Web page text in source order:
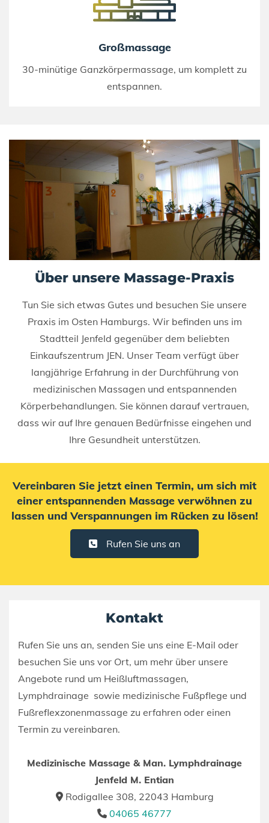
Großmassage
30-minütige Ganzkörpermassage, um komplett zu
entspannen.
Über unsere Massage-Praxis
Tun Sie sich etwas Gutes und besuchen Sie unsere
Praxis im Osten Hamburgs. Wir befinden uns im
Stadtteil Jenfeld gegenüber dem beliebten
Einkaufszentrum JEN. Unser Team verfügt über
langjährige Erfahrung in der Durchführung von
medizinischen Massagen und entspannenden
Körperbehandlungen. Sie können darauf vertrauen,
dass wir auf Ihre genauen Bedürfnisse eingehen und
Ihre Gesundheit unterstützen.
Vereinbaren Sie jetzt einen Termin, um sich mit
einer entspannenden Massage verwöhnen zu
lassen und Verspannungen im Rücken zu lösen!
Rufen Sie uns an
Kontakt
Rufen Sie uns an, senden Sie uns eine E-Mail oder
besuchen Sie uns vor Ort, um mehr über unsere
Angebote rund um Heißluftmassagen,
Lymphdrainage sowie medizinische Fußpflege und
Fußreflexzonenmassage zu erfahren oder einen
Termin zu vereinbaren.
Medizinische Massage & Man. Lymphdrainage
Jenfeld M. Entian
Rodigallee 308, 22043 Hamburg
 04065 46777